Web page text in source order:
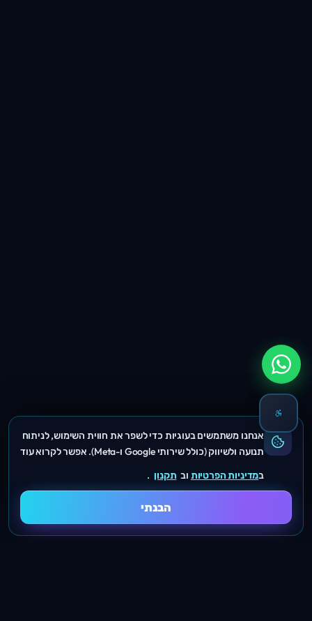
אנחנו משתמשים בעוגיות כדי לשפר את חווית השימוש, לניתוח
תנועה ולשיווק (כולל שירותי Google ו-Meta). אפשר לקרוא עוד
במדיניות הפרטיות וב תקנון .
הבנתי